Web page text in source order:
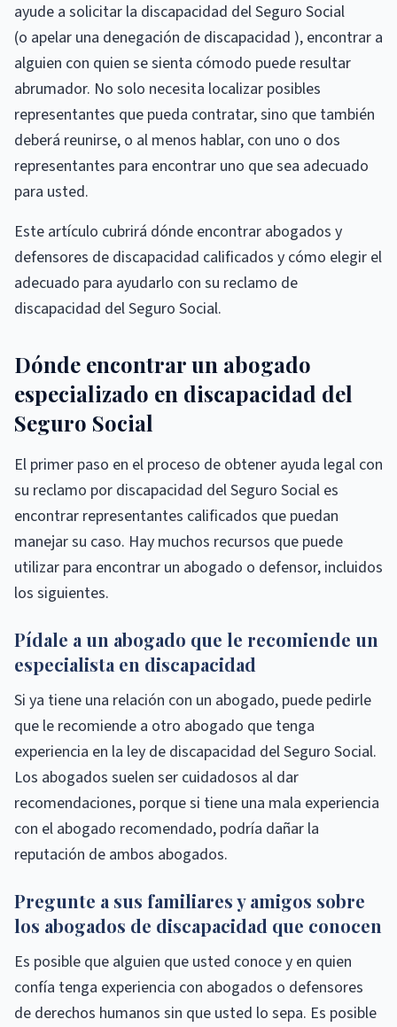
ayude a solicitar la discapacidad del Seguro Social
(o apelar una denegación de discapacidad ), encontrar a
alguien con quien se sienta cómodo puede resultar
abrumador. No solo necesita localizar posibles
representantes que pueda contratar, sino que también
deberá reunirse, o al menos hablar, con uno o dos
representantes para encontrar uno que sea adecuado
para usted.
Este artículo cubrirá dónde encontrar abogados y
defensores de discapacidad calificados y cómo elegir el
adecuado para ayudarlo con su reclamo de
discapacidad del Seguro Social.
Dónde encontrar un abogado
especializado en discapacidad del
Seguro Social
El primer paso en el proceso de obtener ayuda legal con
su reclamo por discapacidad del Seguro Social es
encontrar representantes calificados que puedan
manejar su caso. Hay muchos recursos que puede
utilizar para encontrar un abogado o defensor, incluidos
los siguientes.
Pídale a un abogado que le recomiende un
especialista en discapacidad
Si ya tiene una relación con un abogado, puede pedirle
que le recomiende a otro abogado que tenga
experiencia en la ley de discapacidad del Seguro Social.
Los abogados suelen ser cuidadosos al dar
recomendaciones, porque si tiene una mala experiencia
con el abogado recomendado, podría dañar la
reputación de ambos abogados.
Pregunte a sus familiares y amigos sobre
los abogados de discapacidad que conocen
Es posible que alguien que usted conoce y en quien
confía tenga experiencia con abogados o defensores
de derechos humanos sin que usted lo sepa. Es posible